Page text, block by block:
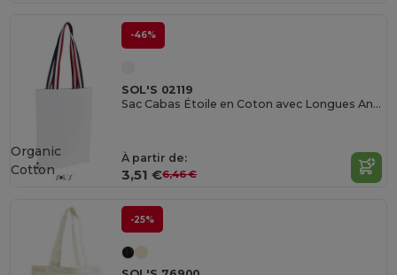
-46%
SOL'S 02119
Sac Cabas Étoile en Coton avec Longues Anses Rayées
À partir de:
3,51 €6,46 €
Organic
Cotton
-25%